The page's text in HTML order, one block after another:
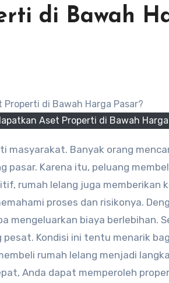
di Bawah
Aset Properti di Bawah
pasar. Karena itu, peluang
rumah lelang juga memberikan
proses dan risikonya.
mengeluarkan biaya berlebihan.
Kondisi ini tentu menarik
rumah lelang menjadi
Anda dapat memperoleh